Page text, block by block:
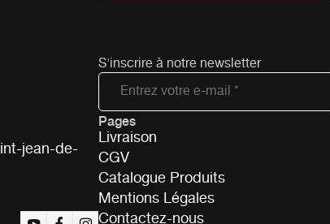
S'inscrire à notre newsletter
jean-de-
Pages
Livraison
CGV
Catalogue Produits
Mentions Légales
Contactez-nous